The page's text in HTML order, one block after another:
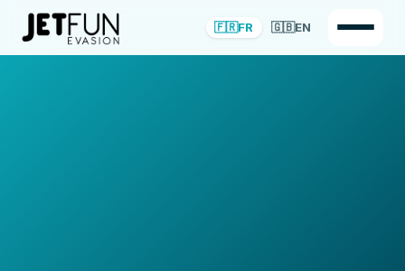
🇫🇷FR 🇬🇧EN